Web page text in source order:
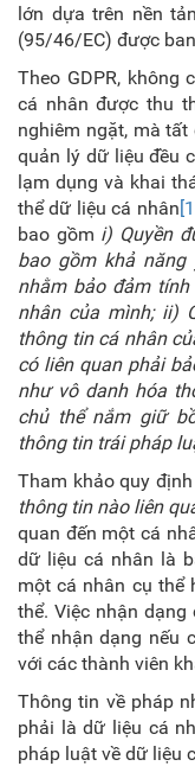
lớn dựa trên nền
(95/46/EC) được
Theo GDPR,
cá nhân được thu
nghiêm ngặt, mà
quản lý dữ liệu đều
lạm dụng và khai
thể dữ liệu cá nhân
bao gồm i) Quyền
bao gồm khả
nhằm bảo đảm
nhân của mình; ii)
thông tin cá nhân
có liên quan phải
như vô danh hóa
chủ thể nắm giữ
thông tin trái pháp
Tham khảo quy
thông tin nào liên
quan đến một cá
dữ liệu cá nhân là
một cá nhân cụ thể
thể. Việc nhận
thể nhận dạng nếu
với các thành viên
Thông tin về pháp
phải là dữ liệu cá
pháp luật về dữ liệu